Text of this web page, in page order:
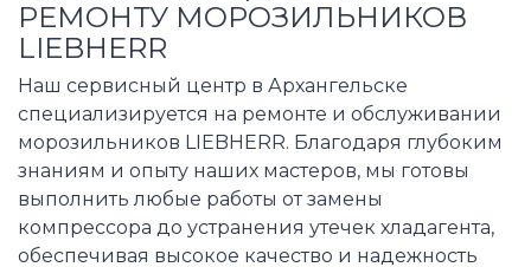
РЕМОНТУ МОРОЗИЛЬНИКОВ
LIEBHERR
Наш сервисный центр в Архангельске
специализируется на ремонте и обслуживании
морозильников LIEBHERR. Благодаря глубоким
знаниям и опыту наших мастеров, мы готовы
выполнить любые работы от замены
компрессора до устранения утечек хладагента,
обеспечивая высокое качество и надежность